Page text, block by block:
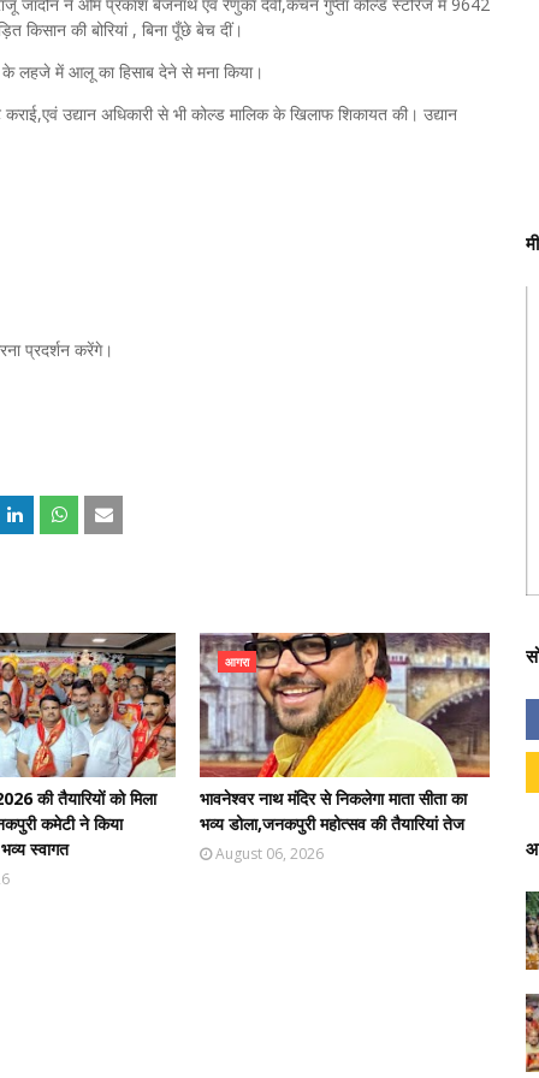
किसान की बोरियां , बिना पूँछे बेच दीं।
लहजे में आलू का हिसाब देने से मना किया।
उद्यान अधिकारी से भी कोल्ड मालिक के खिलाफ शिकायत की। उद्यान
प्रदर्शन करेंगे।
की तैयारियों को मिला
कमेटी ने किया
स्वागत
आगरा
भावनेश्वर नाथ मंदिर से निकलेगा माता सीता का
भव्य डोला,जनकपुरी महोत्सव की तैयारियां तेज
August 06, 2026